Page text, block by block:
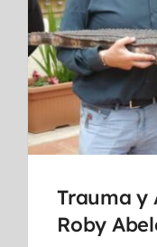
Trauma y
Roby